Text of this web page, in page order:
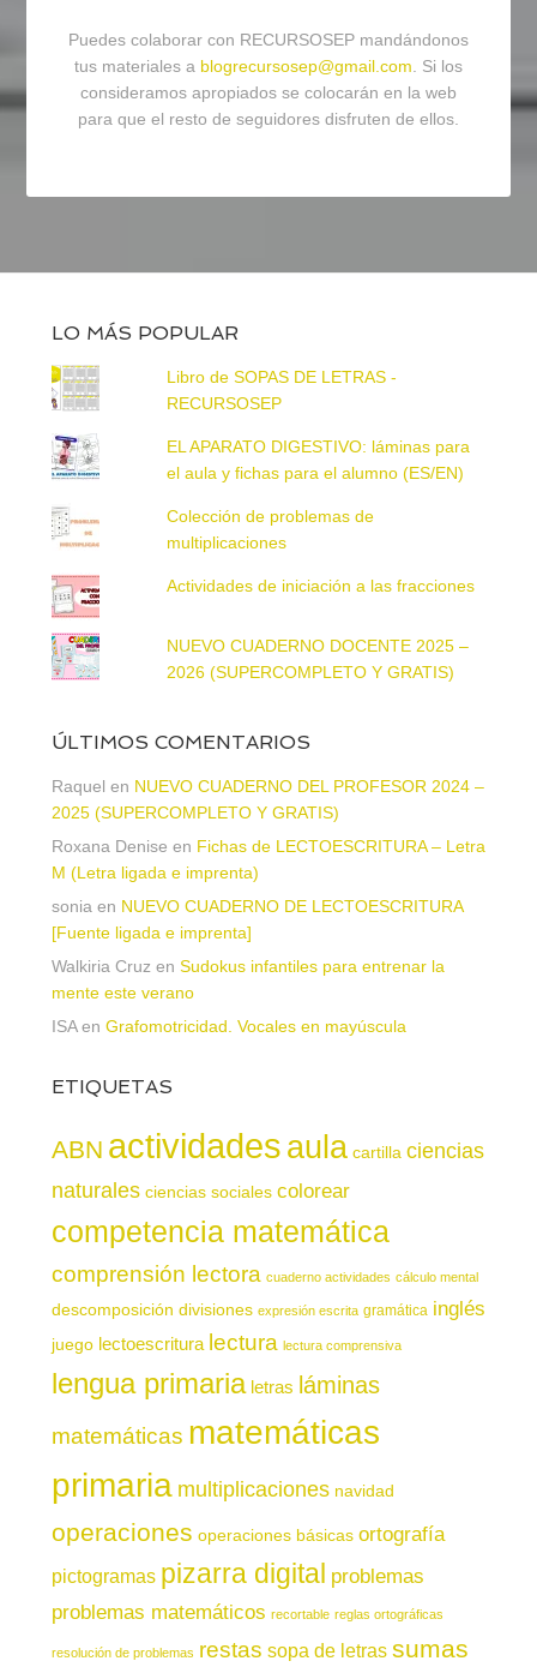
Puedes colaborar con RECURSOSEP mandándonos
tus materiales a blogrecursosep@gmail.com. Si los
consideramos apropiados se colocarán en la web
para que el resto de seguidores disfruten de ellos.
LO MÁS POPULAR
Libro de SOPAS DE LETRAS -
RECURSOSEP
EL APARATO DIGESTIVO: láminas para
el aula y fichas para el alumno (ES/EN)
Colección de problemas de
multiplicaciones
Actividades de iniciación a las fracciones
NUEVO CUADERNO DOCENTE 2025 –
2026 (SUPERCOMPLETO Y GRATIS)
ÚLTIMOS COMENTARIOS
Raquel en NUEVO CUADERNO DEL PROFESOR 2024 –
2025 (SUPERCOMPLETO Y GRATIS)
Roxana Denise en Fichas de LECTOESCRITURA – Letra
M (Letra ligada e imprenta)
sonia en NUEVO CUADERNO DE LECTOESCRITURA
[Fuente ligada e imprenta]
Walkiria Cruz en Sudokus infantiles para entrenar la
mente este verano
ISAen Grafomotricidad. Vocales en mayúscula
ETIQUETAS
ABN actividadesaula cartilla ciencias
naturales ciencias sociales colorear
competencia matemática
comprensión lectora cuaderno actividades cálculo mental
descomposición divisiones expresión escrita gramática inglés
juego lectoescritura lectura lectura comprensiva
lengua primaria letras láminas
matemáticas matemáticas
primaria multiplicaciones navidad
operaciones operaciones básicas ortografía
pictogramas pizarra digital problemas
problemas matemáticos recortable reglas ortográficas
resolución de problemas restas sopa de letras sumas